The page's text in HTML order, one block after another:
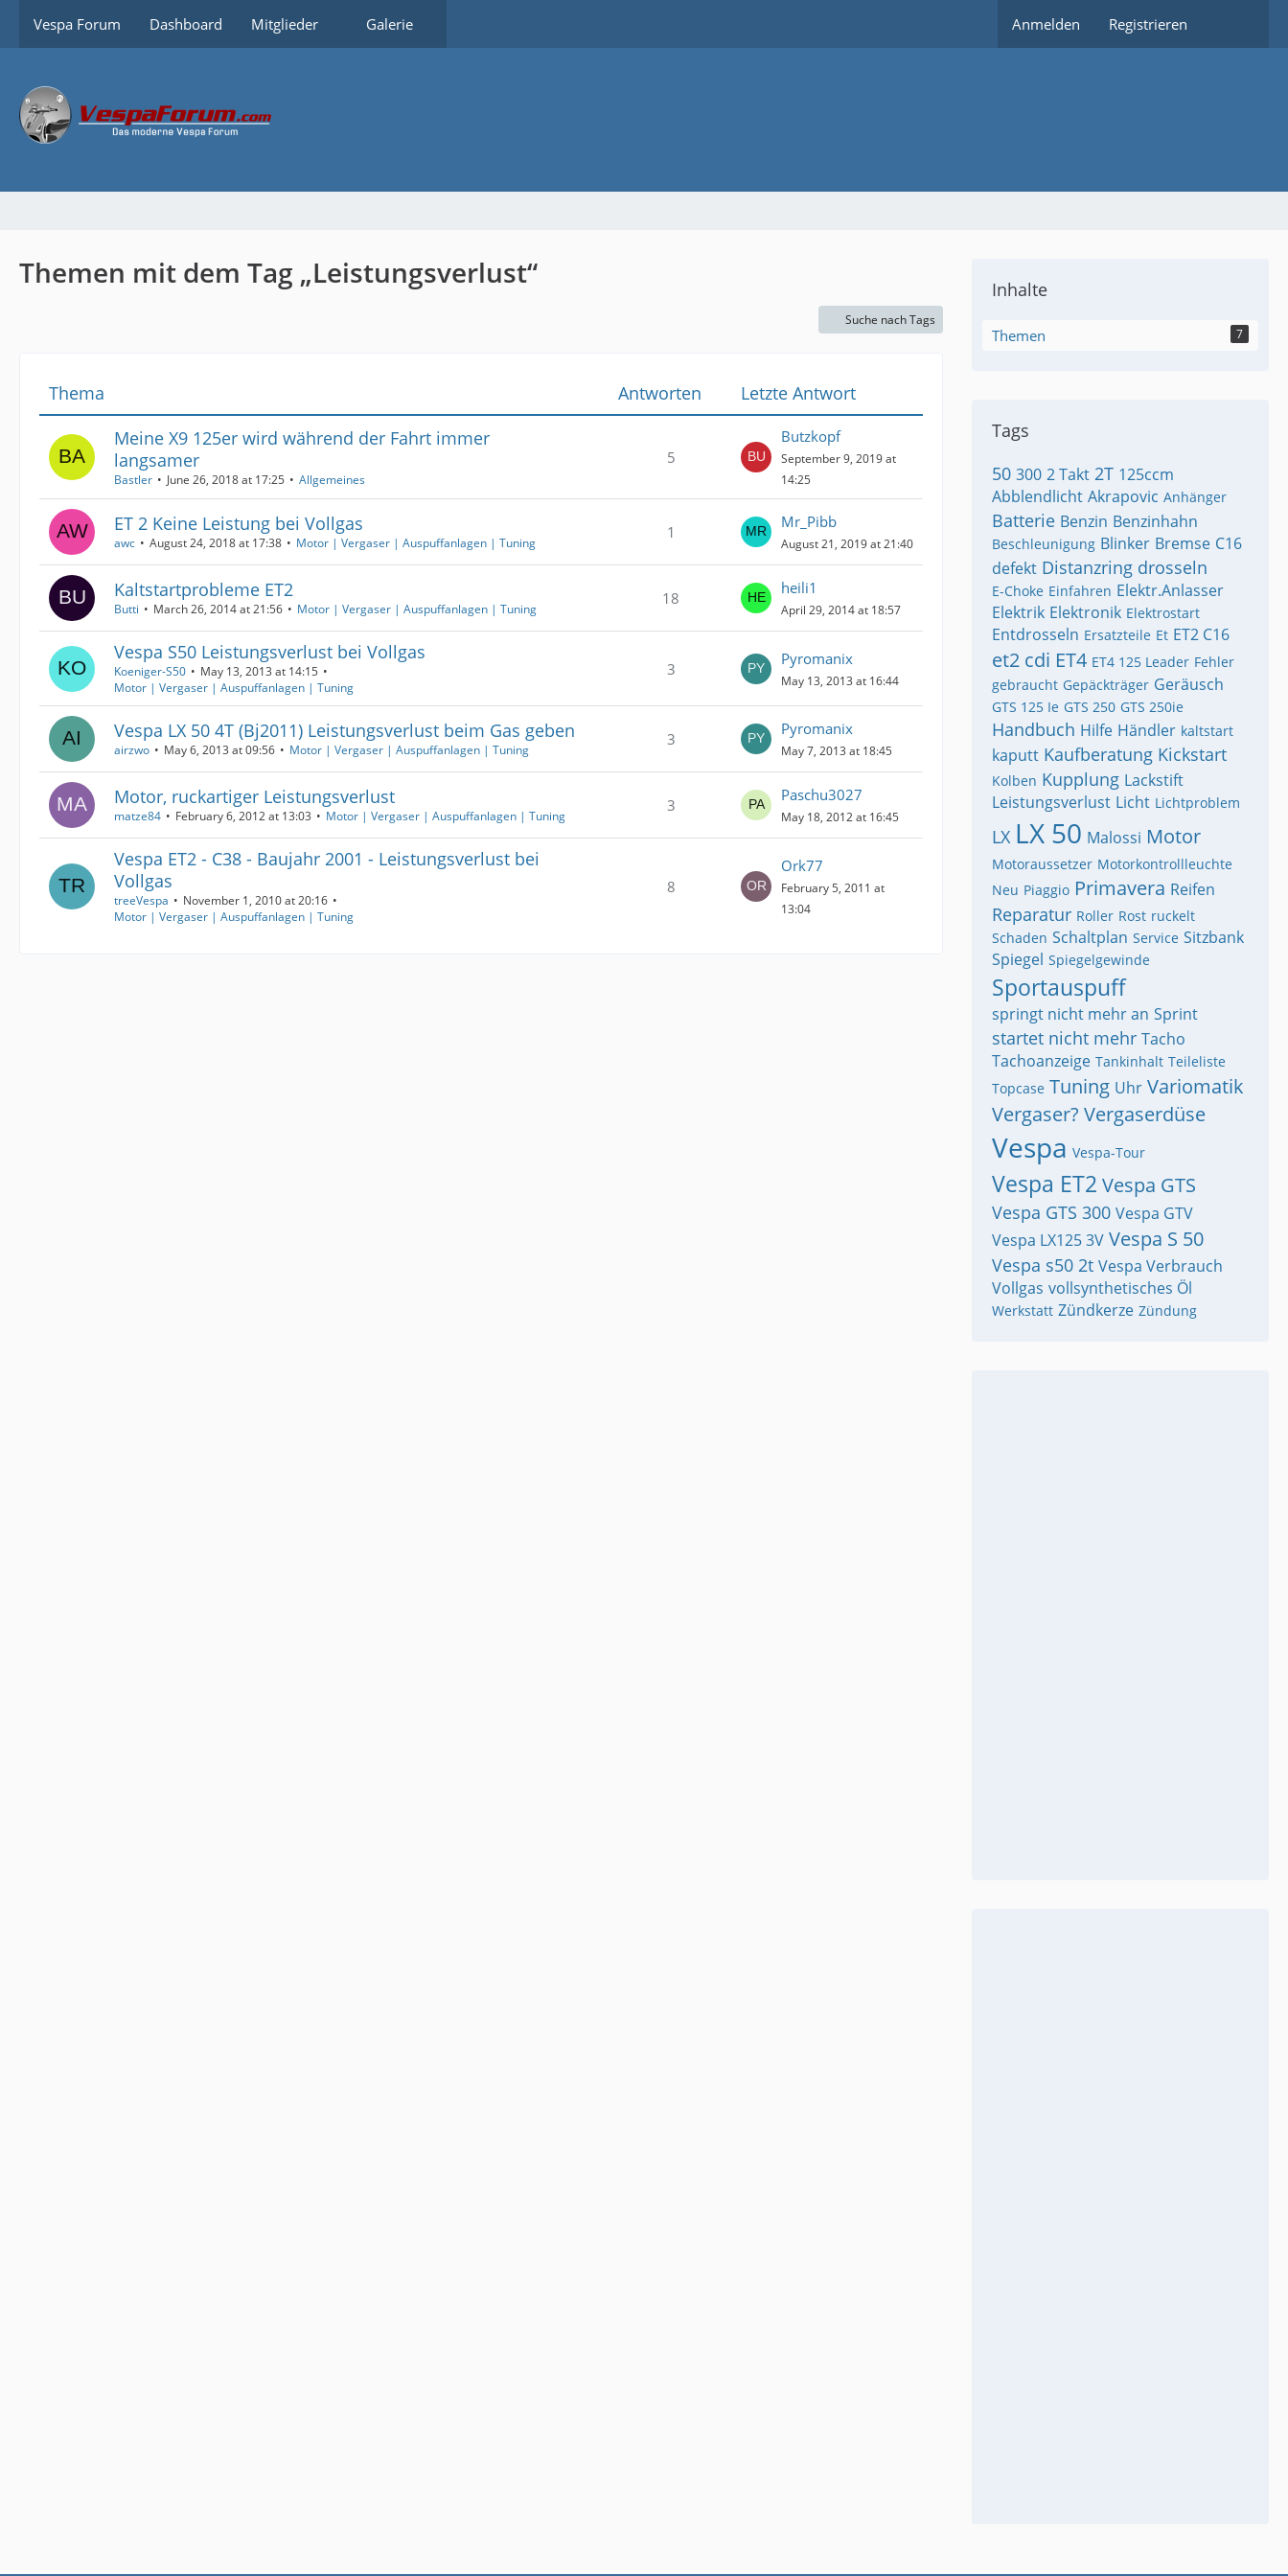
Vespa Forum Dashboard Mitglieder Galerie Anmelden Registrieren
Themen mit dem Tag „Leistungsverlust“
Suche nach Tags
Thema Antworten
Letzte Antwort
Meine X9 125er wird während der Fahrt immer
langsamer
Bastler June 26, 2018 at 17:25 Allgemeines
5
Butzkopf
September 9, 2019 at
14:25
ET 2 Keine Leistung bei Vollgas
awc August 24, 2018 at 17:38 Motor | Vergaser | Auspuffanlagen | Tuning
1
Mr_Pibb
August 21, 2019 at 21:40
Kaltstartprobleme ET2
Butti March 26, 2014 at 21:56 Motor | Vergaser | Auspuffanlagen | Tuning
18
heili1
April 29, 2014 at 18:57
Vespa S50 Leistungsverlust bei Vollgas
Koeniger-S50
May 13, 2013 at 14:15
Motor | Vergaser | Auspuffanlagen | Tuning
3
Pyromanix
May 13, 2013 at 16:44
Vespa LX 50 4T (Bj2011) Leistungsverlust beim Gas geben
airzwo May 6, 2013 at 09:56 Motor | Vergaser | Auspuffanlagen | Tuning
3
Pyromanix
May 7, 2013 at 18:45
Motor, ruckartiger Leistungsverlust
matze84 February 6, 2012 at 13:03 Motor | Vergaser | Auspuffanlagen | Tuning
3
Paschu3027
May 18, 2012 at 16:45
Vespa ET2 - C38 - Baujahr 2001 - Leistungsverlust bei
Vollgas
treeVespa
November 1, 2010 at 20:16
Motor | Vergaser | Auspuffanlagen | Tuning
8
Ork77
February 5, 2011 at
13:04
Inhalte
Themen 7
Tags
50 300 2 Takt 2T 125ccm
Abblendlicht Akrapovic Anhänger
Batterie Benzin Benzinhahn
Beschleunigung Blinker Bremse C16
defekt Distanzring drosseln
E-Choke Einfahren Elektr.Anlasser
Elektrik Elektronik Elektrostart
Entdrosseln Ersatzteile Et ET2 C16
et2 cdi ET4 ET4 125 Leader Fehler
gebraucht Gepäckträger Geräusch
GTS 125 Ie GTS 250 GTS 250ie
Handbuch Hilfe Händler kaltstart
kaputt Kaufberatung Kickstart
Kolben Kupplung Lackstift
Leistungsverlust Licht Lichtproblem
LX LX 50 Malossi Motor
Motoraussetzer Motorkontrollleuchte
Neu Piaggio Primavera Reifen
Reparatur Roller Rost ruckelt
Schaden Schaltplan Service Sitzbank
Spiegel Spiegelgewinde
Sportauspuff
springt nicht mehr an Sprint
startet nicht mehr Tacho
Tachoanzeige Tankinhalt Teileliste
Topcase Tuning Uhr Variomatik
Vergaser? Vergaserdüse
Vespa Vespa-Tour
Vespa ET2 Vespa GTS
Vespa GTS 300 Vespa GTV
Vespa LX125 3V Vespa S 50
Vespa s50 2t Vespa Verbrauch
Vollgas vollsynthetisches Öl
Werkstatt Zündkerze Zündung